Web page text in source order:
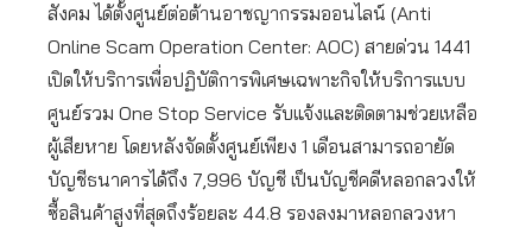
สังคม ได้ตั้งศูนย์ต่อต้านอาชญากรรมออนไลน์​ (Anti
Online Scam Operation Center: AOC) สายด่วน 1441
เปิดให้บริการเพื่อปฏิบัติการพิเศษเฉพาะกิจให้บริการแบบ
ศูนย์รวม One Stop Service รับแจ้งและติดตามช่วยเหลือ
ผู้เสียหาย โดยหลังจัดตั้งศูนย์เพียง 1 เดือนสามารถอายัด
บัญชีธนาคารได้ถึง 7,996 บัญชี เป็นบัญชีคดีหลอกลวงให้
ซื้อสินค้าสูงที่สุดถึงร้อยละ 44.8 รองลงมาหลอกลวงหา